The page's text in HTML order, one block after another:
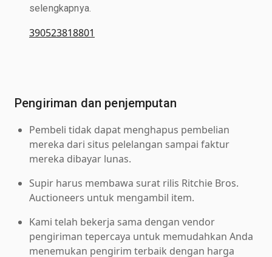
selengkapnya.
390523818801
Pengiriman dan penjemputan
Pembeli tidak dapat menghapus pembelian
mereka dari situs pelelangan sampai faktur
mereka dibayar lunas.
Supir harus membawa surat rilis Ritchie Bros.
Auctioneers untuk mengambil item.
Kami telah bekerja sama dengan vendor
pengiriman tepercaya untuk memudahkan Anda
menemukan pengirim terbaik dengan harga